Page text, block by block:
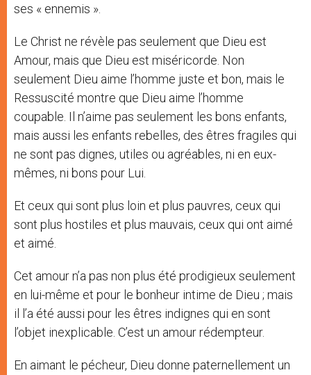
ses « ennemis ».
Le Christ ne révèle pas seulement que Dieu est
Amour, mais que Dieu est miséricorde. Non
seulement Dieu aime l’homme juste et bon, mais le
Ressuscité montre que Dieu aime l’homme
coupable. Il n’aime pas seulement les bons enfants,
mais aussi les enfants rebelles, des êtres fragiles qui
ne sont pas dignes, utiles ou agréables, ni en eux-
mêmes, ni bons pour Lui.
Et ceux qui sont plus loin et plus pauvres, ceux qui
sont plus hostiles et plus mauvais, ceux qui ont aimé
et aimé.
Cet amour n’a pas non plus été prodigieux seulement
en lui-même et pour le bonheur intime de Dieu ; mais
il l’a été aussi pour les êtres indignes qui en sont
l’objet inexplicable. C’est un amour rédempteur.
En aimant le pécheur, Dieu donne paternellement un